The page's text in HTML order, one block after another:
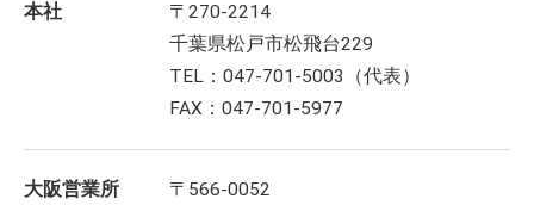
本社
〒270-2214
千葉県松戸市松飛台229
TEL：047-701-5003（代表）
FAX：047-701-5977
大阪営業所
〒566-0052